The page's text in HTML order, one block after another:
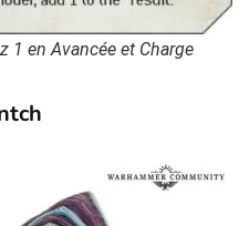
1 en Avancée et Charge